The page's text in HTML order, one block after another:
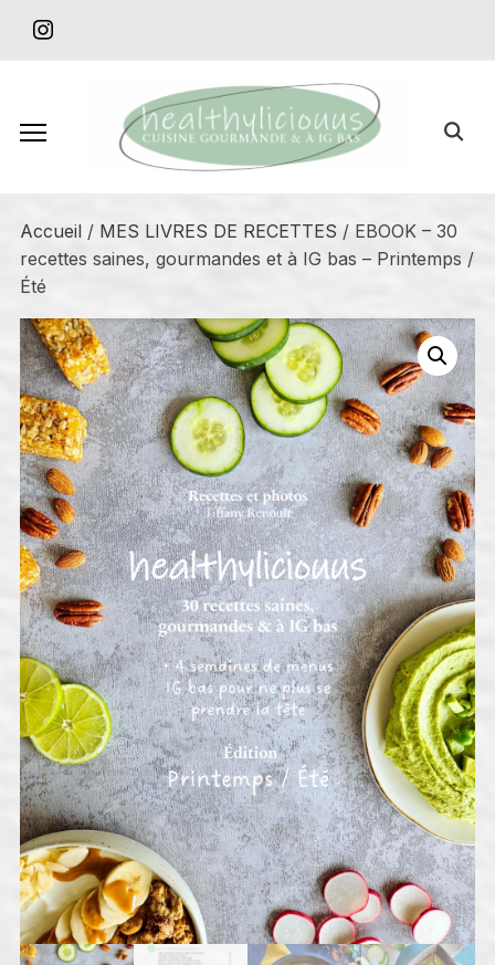
instagram
Search
Accueil/ MES LIVRES DE RECETTES / EBOOK – 30
recettes saines, gourmandes et à IG bas – Printemps /
Été